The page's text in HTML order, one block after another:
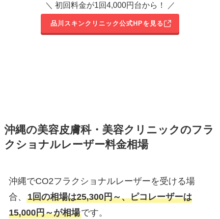
＼ 初回料金が1回4,000円台から！ ／
品川スキンクリニック公式HPを見る
沖縄の美容皮膚科・美容クリニックのフラ
クショナルレーザー料金相場
沖縄でCO2フラクショナルレーザーを受ける場
合、 1回の相場は25,300円～、ピコレーザーは
15,000円～が相場です。